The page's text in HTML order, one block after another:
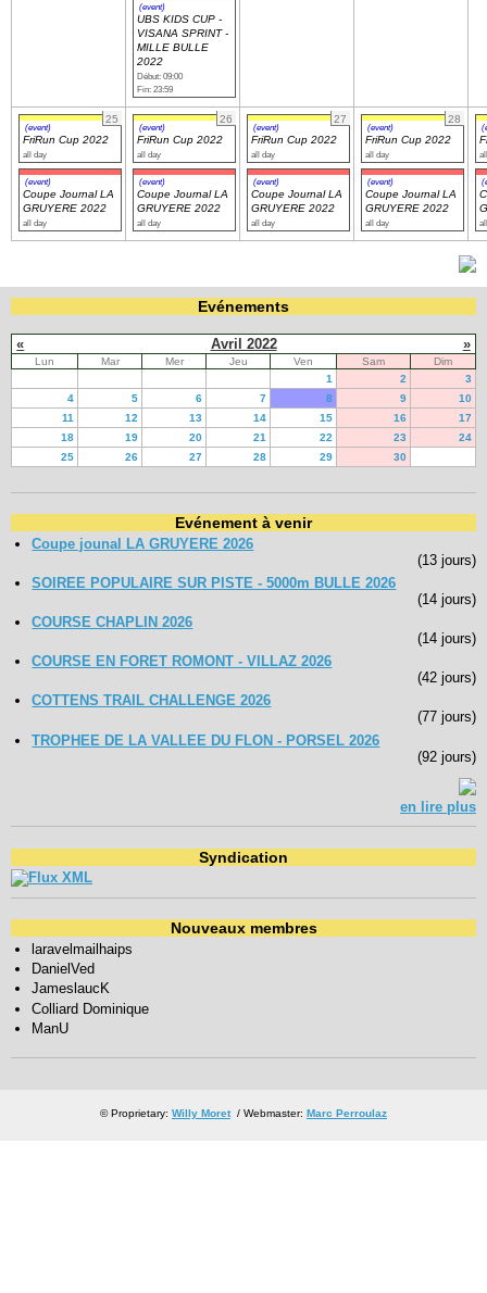
(event)
UBS KIDS CUP -
VISANA SPRINT -
MILLE BULLE
2022
Début: 09:00
Fin: 23:59
25
(event)
FriRun Cup 2022
all day
(event)
Coupe Journal LA
GRUYERE 2022
all day
26
(event)
FriRun Cup 2022
all day
(event)
Coupe Journal LA
GRUYERE 2022
all day
27
(event)
FriRun Cup 2022
all day
(event)
Coupe Journal LA
GRUYERE 2022
all day
28
(event)
FriRun Cup 2022
all day
(event)
Coupe Journal LA
GRUYERE 2022
all day
Evénements
« Avril 2022 »
Lun Mar Mer Jeu Ven Sam
Dim
1
2
3
4
5 6 7 8 9
10
11
12 13 14 15 16
17
18
19 20 21 22 23
24
25
26 27 28 29 30
Evénement à venir
Coupe jounal LA GRUYERE 2026
(13 jours)
SOIREE POPULAIRE SUR PISTE - 5000m BULLE 2026
(14 jours)
COURSE CHAPLIN 2026
(14 jours)
COURSE EN FORET ROMONT - VILLAZ 2026
(42 jours)
COTTENS TRAIL CHALLENGE 2026
(77 jours)
TROPHEE DE LA VALLEE DU FLON - PORSEL 2026
(92 jours)
en lire plus
Syndication
Nouveaux membres
laravelmailhaips
DanielVed
JameslaucK
Colliard Dominique
ManU
© Proprietary: Willy Moret/ Webmaster: Marc Perroulaz